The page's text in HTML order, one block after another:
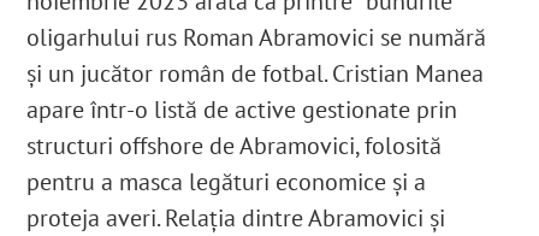
oligarhului rus Roman Abramovici se numără
și un jucător român de fotbal. Cristian Manea
apare într-o listă de active gestionate prin
structuri offshore de Abramovici, folosită
pentru a masca legături economice și a
proteja averi. Relaţia dintre Abramovici şi